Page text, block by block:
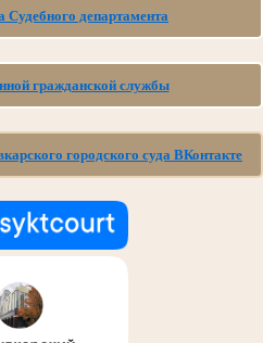
Судебного департамента
гражданской службы
городского суда ВКонтакте